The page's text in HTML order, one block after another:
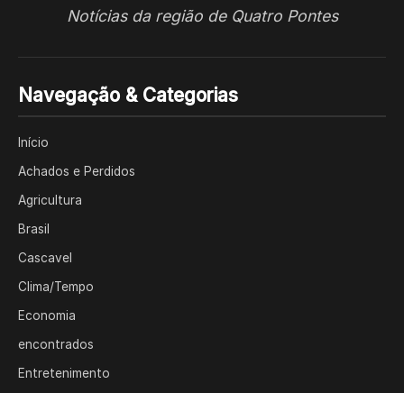
Notícias da região de Quatro Pontes
Navegação & Categorias
Início
Achados e Perdidos
Agricultura
Brasil
Cascavel
Clima/Tempo
Economia
encontrados
Entretenimento